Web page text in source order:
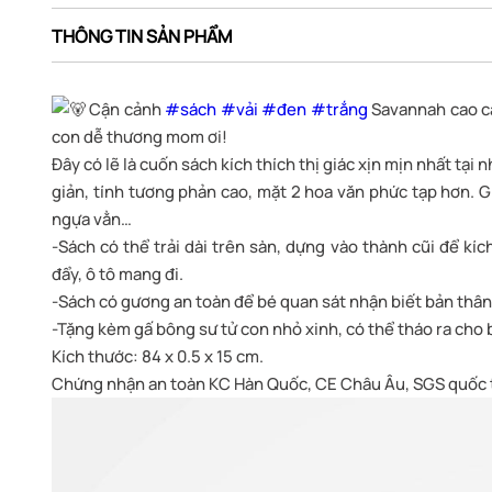
THÔNG TIN SẢN PHẨM
Cận cảnh#sách #vải #đen #trắngSavannah cao
con dễ thương mom ơi!
Đây có lẽ là cuốn sách kích thích thị giác xịn mịn nhất tại
giản, tính tương phản cao, mặt 2 hoa văn phức tạp hơn.
ngựa vằn…
-Sách có thể trải dài trên sàn, dựng vào thành cũi để
đẩy, ô tô mang đi.
-Sách có gương an toàn để bé quan sát nhận biết bản thân
-Tặng kèm gấ bông sư tử con nhỏ xinh, có thể tháo ra cho
Kích thước: 84 x 0.5 x 15 cm.
Chứng nhận an toàn KC Hàn Quốc, CE Châu Âu, SGS